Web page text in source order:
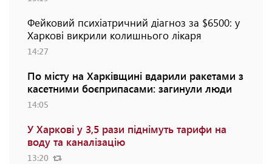
Фейковий психіатричний діагноз за $6500: у
Харкові викрили колишнього лікаря
14:27
По місту на Харківщині вдарили ракетами з
касетними боєприпасами: загинули люди
14:05
У Харкові у 3,5 рази піднімуть тарифи на
воду та каналізацію
13:20